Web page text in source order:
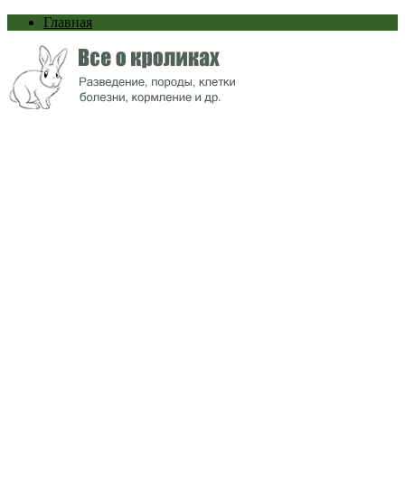
Главная